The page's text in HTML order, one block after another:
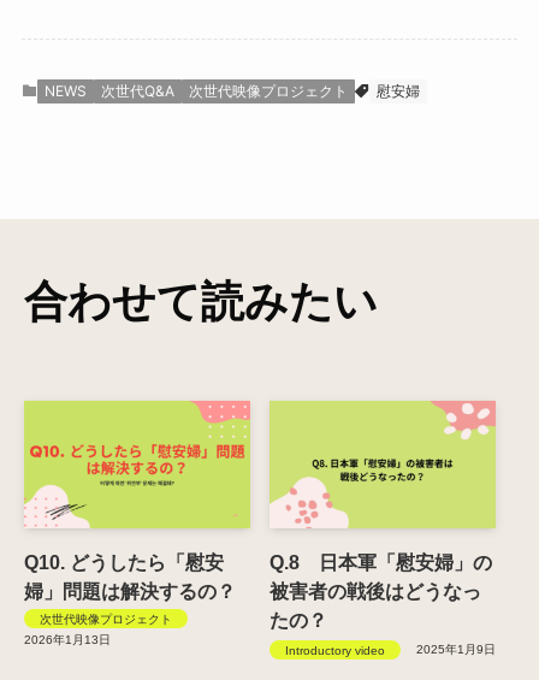
NEWS 次世代Q&A 次世代映像プロジェクト 慰安婦
合わせて読みたい
Q10. どうしたら「慰安
婦」問題は解決するの？
次世代映像プロジェクト
2026年1月13日
Q.8 日本軍「慰安婦」の
被害者の戦後はどうなっ
たの？
Introductory video 2025年1月9日